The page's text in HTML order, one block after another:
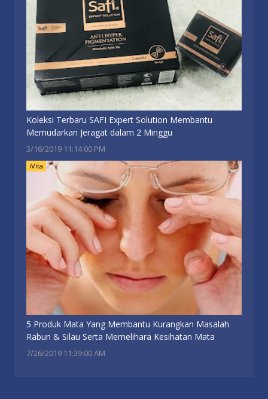
Koleksi Terbaru SAFI Expert Solution Membantu
Memudarkan Jeragat dalam 2 Minggu
3/16/2019 11:14:00 PM
iVita
5 Produk Mata Yang Membantu Kurangkan Masalah
Rabun & Silau Serta Memelihara Kesihatan Mata
7/26/2019 11:39:00 AM